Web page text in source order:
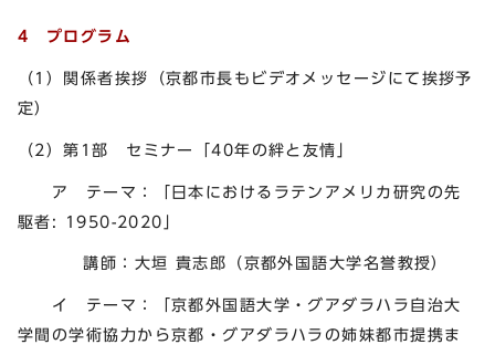
4 プログラム
（1）関係者挨拶（京都市長もビデオメッセージにて挨拶予
定）
（2）第1部 セミナー「40年の絆と友情」
ア テーマ：「日本におけるラテンアメリカ研究の先
駆者: 1950-2020」
講師：大垣 貴志郎（京都外国語大学名誉教授）
イ テーマ：「京都外国語大学・グアダラハラ自治大
学間の学術協力から京都・グアダラハラの姉妹都市提携ま